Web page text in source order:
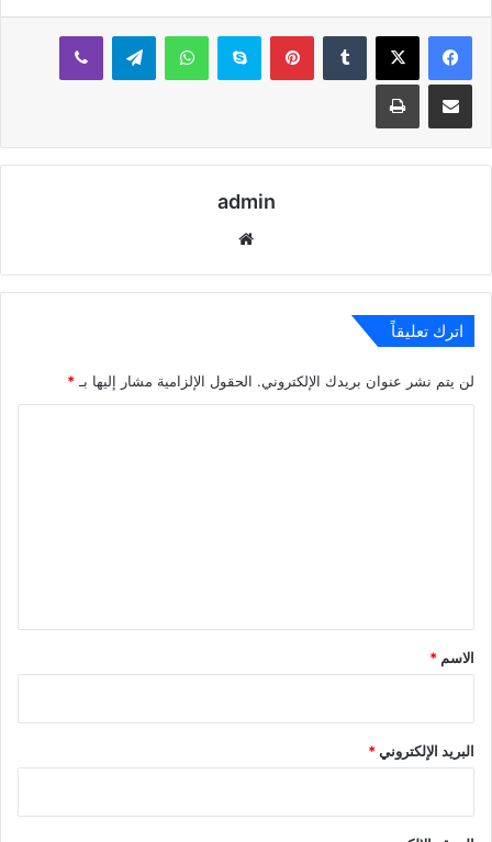
بينتيريستسكايب واتساب تيلقرام ڤايبر
مشاركة عبر البريد طباعة
admin
اترك تعليقاً
لن يتم نشر عنوان بريدك الإلكتروني. الحقول الإلزامية مشار إليها بـ *
*
الاسم *
البريد الإلكتروني*